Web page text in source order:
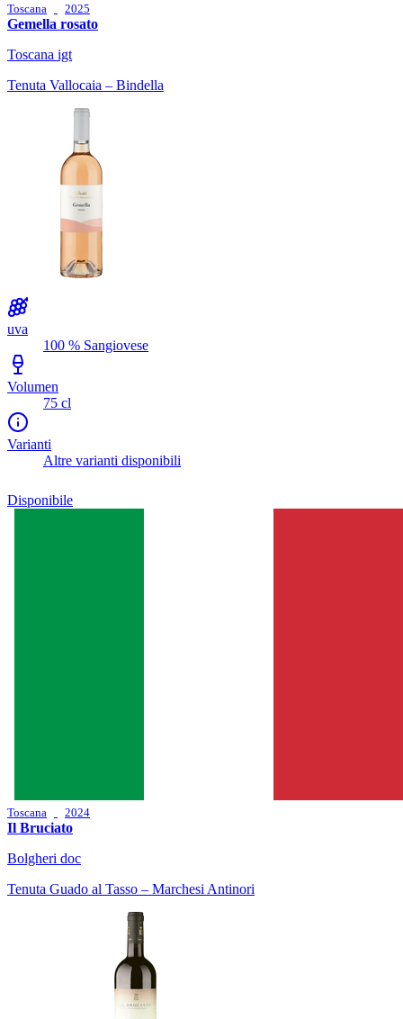
Toscana 2025
Gemella rosato
Toscana igt
Tenuta Vallocaia – Bindella
uva
100 % Sangiovese
Volumen
75 cl
Varianti
Altre varianti disponibili
Disponibile
Toscana 2024
Il Bruciato
Bolgheri doc
Tenuta Guado al Tasso – Marchesi Antinori